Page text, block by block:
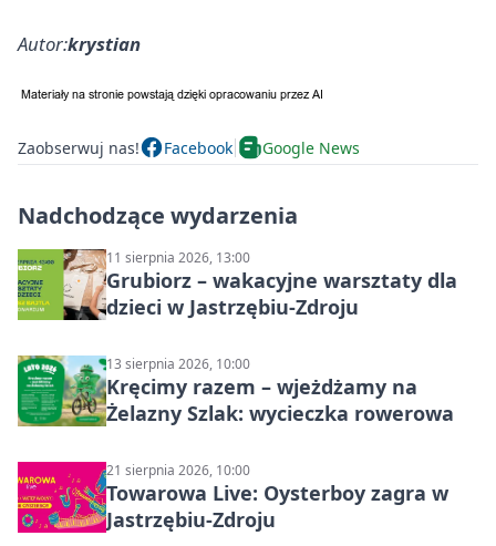
Autor:krystian
Zaobserwuj nas! Facebook Google News
Nadchodzące wydarzenia
11 sierpnia 2026, 13:00
Grubiorz – wakacyjne warsztaty dla
dzieci w Jastrzębiu-Zdroju
13 sierpnia 2026, 10:00
Kręcimy razem – wjeżdżamy na
Żelazny Szlak: wycieczka rowerowa
21 sierpnia 2026, 10:00
Towarowa Live: Oysterboy zagra w
Jastrzębiu-Zdroju